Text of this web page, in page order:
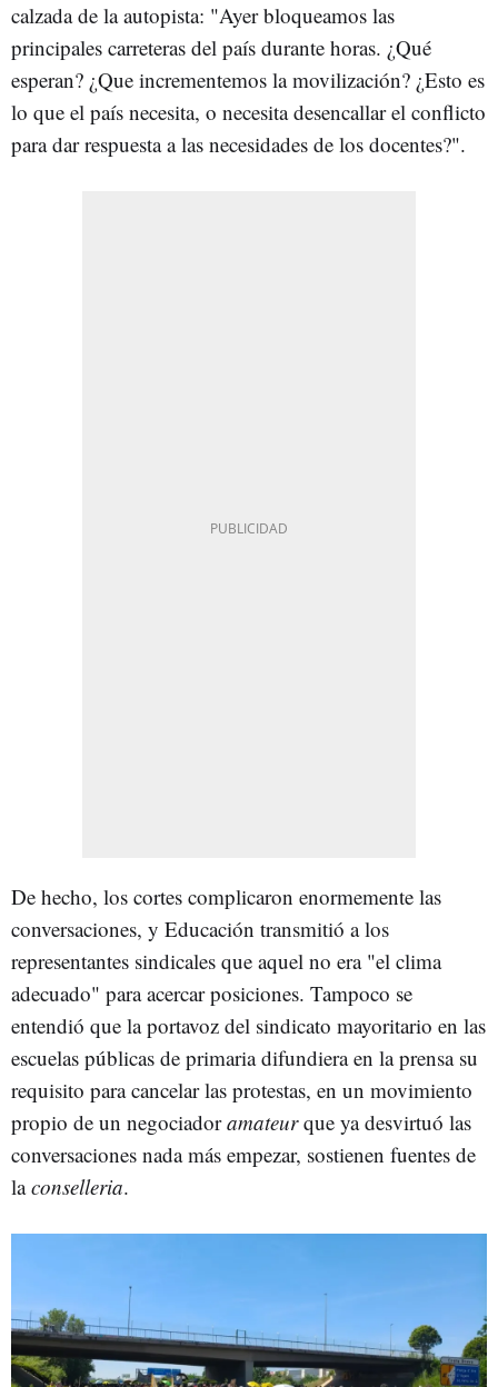
calzada de la autopista: "Ayer bloqueamos las
principales carreteras del país durante horas. ¿Qué
esperan? ¿Que incrementemos la movilización? ¿Esto es
lo que el país necesita, o necesita desencallar el conflicto
para dar respuesta a las necesidades de los docentes?".
De hecho, los cortes complicaron enormemente las
conversaciones, y Educación transmitió a los
representantes sindicales que aquel no era "el clima
adecuado" para acercar posiciones. Tampoco se
entendió que la portavoz del sindicato mayoritario en las
escuelas públicas de primaria difundiera en la prensa su
requisito para cancelar las protestas, en un movimiento
propio de un negociadoramateurque ya desvirtuó las
conversaciones nada más empezar, sostienen fuentes de
laconselleria.